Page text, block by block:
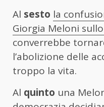
Al sesto la
Giorgia Meloni
converrebbe
l’abolizione delle
troppo la vita.
Al quinto una